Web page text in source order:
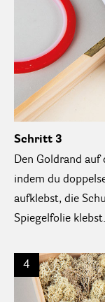
Schritt 3
Den Goldrand
indem du
aufklebst, die
Spiegelfolie klebst.
4